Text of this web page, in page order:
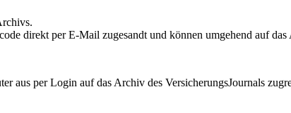
direkt per E-Mail zugesandt und können umgehend auf
aus per Login auf das Archiv des VersicherungsJournals